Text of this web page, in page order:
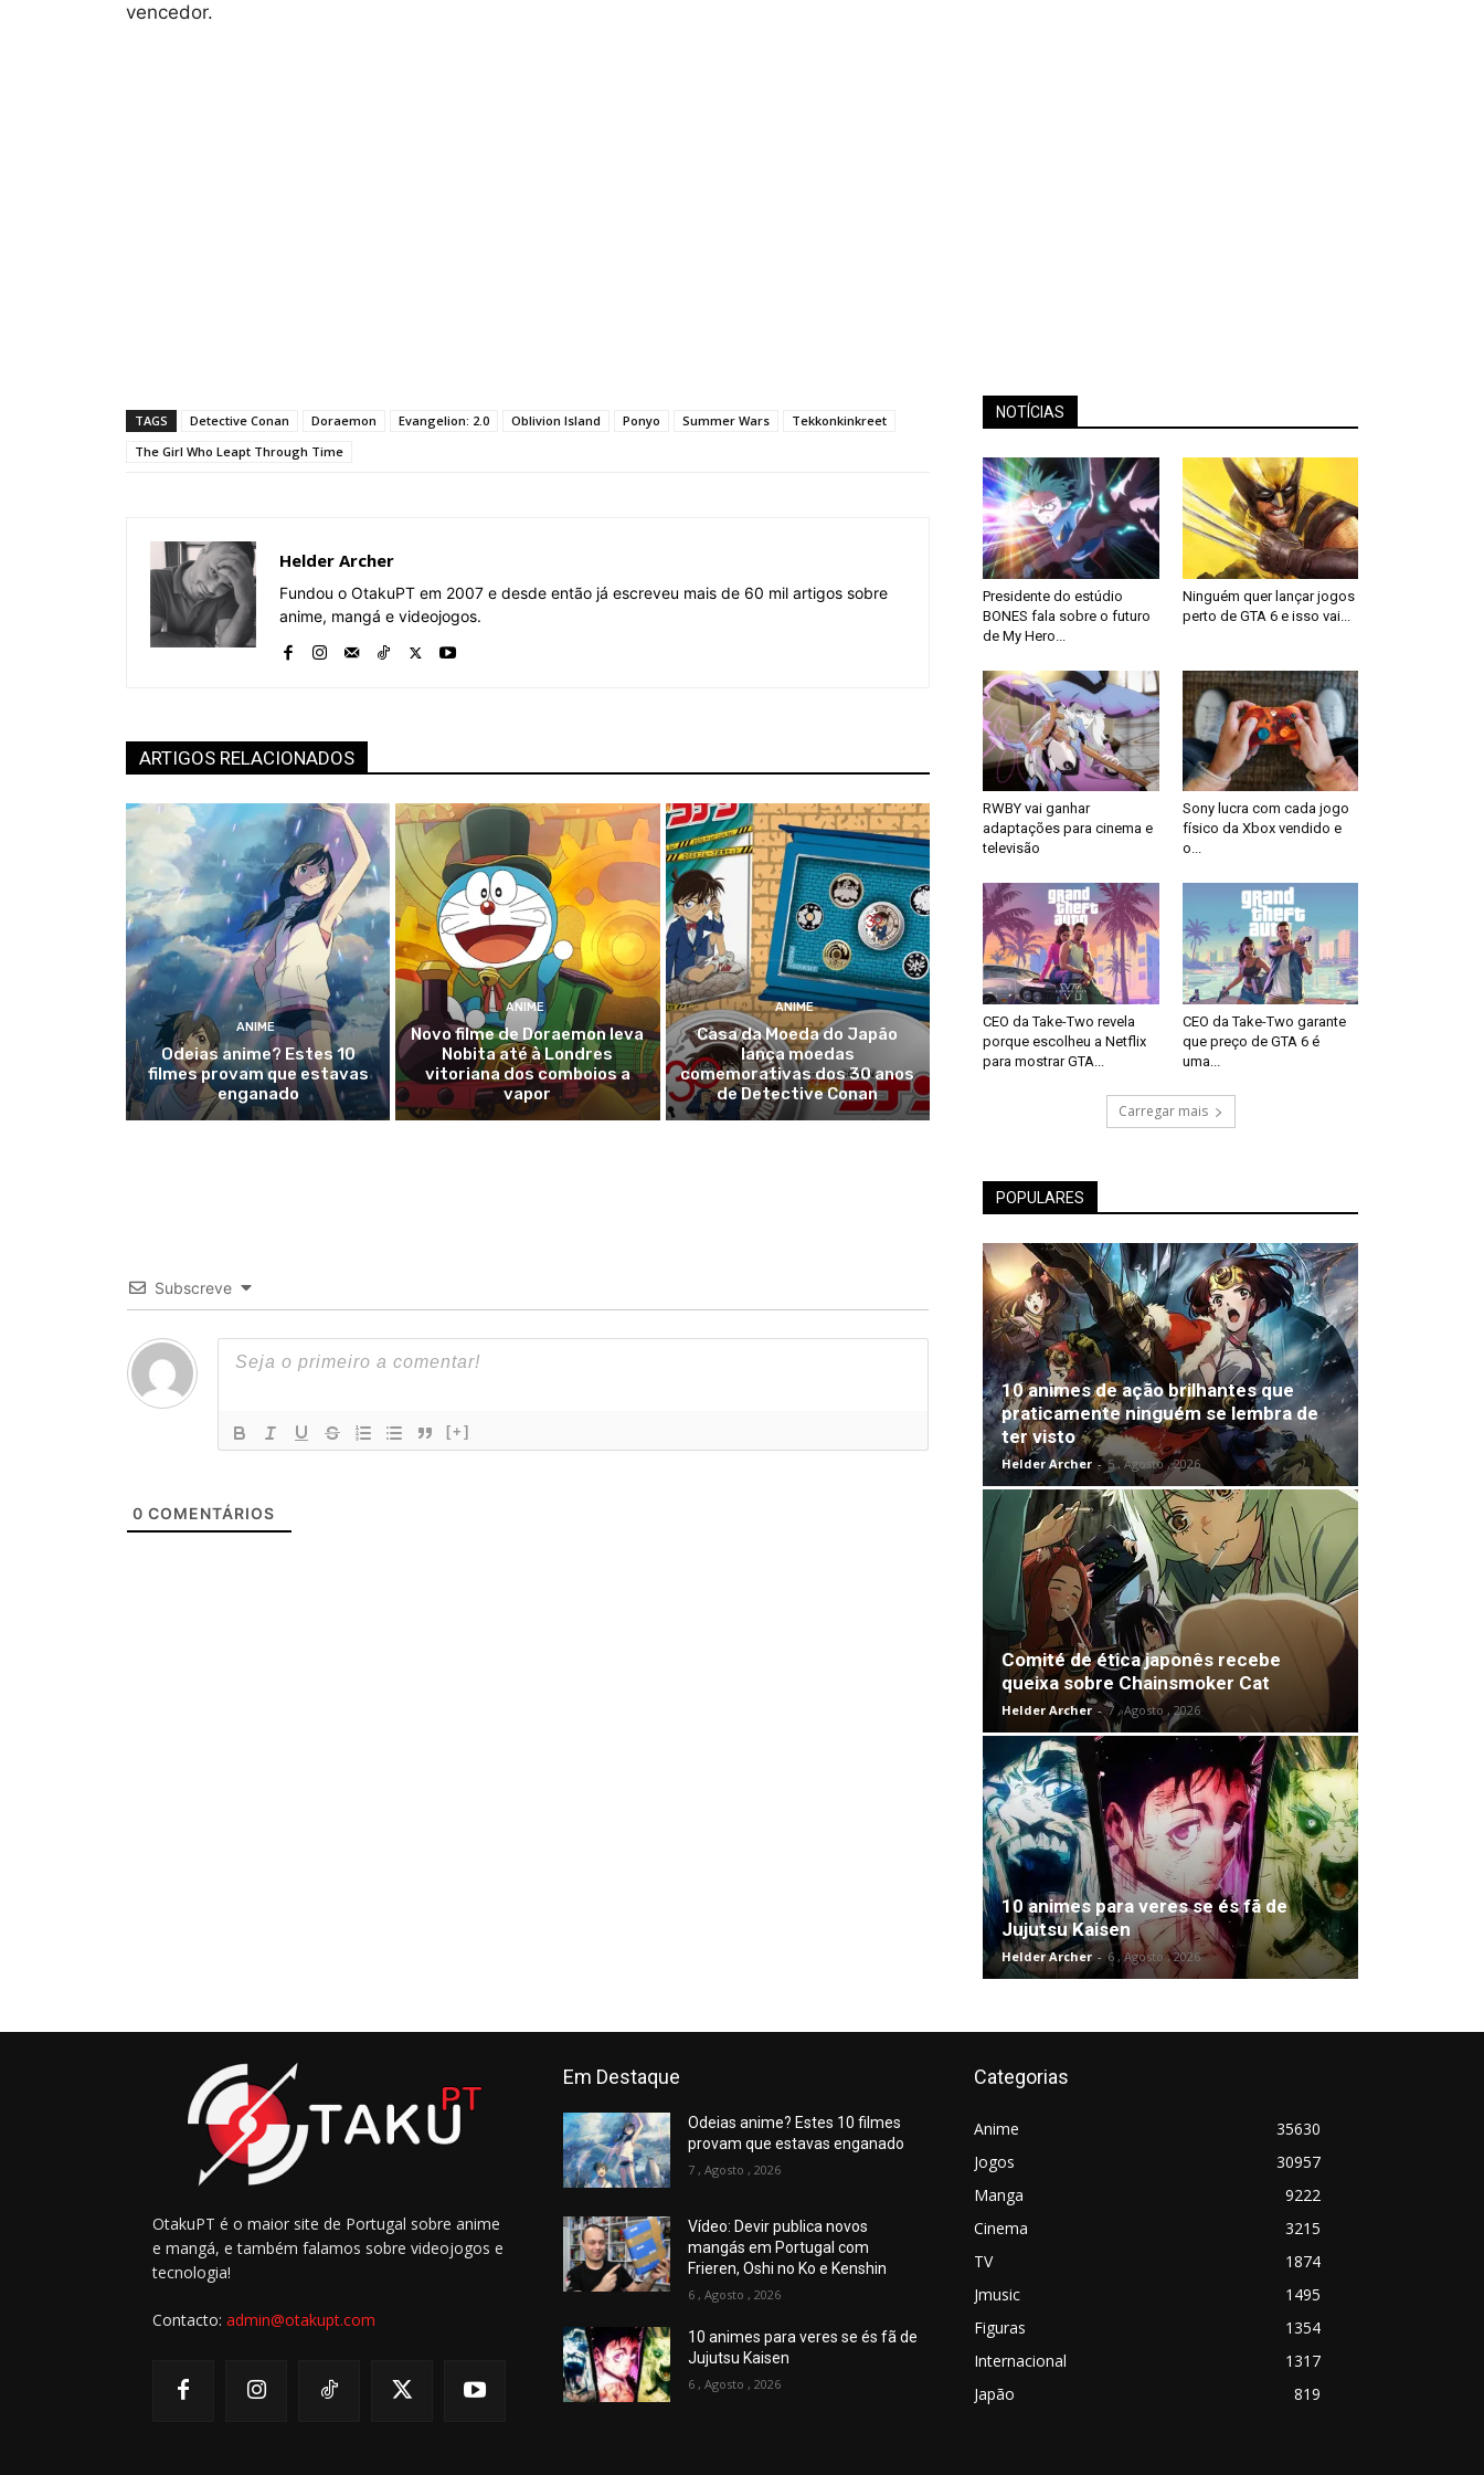
vencedor.
TAGS Detective Conan Doraemon Evangelion: 2.0 Oblivion Island Ponyo Summer Wars
Tekkonkinkreet
The Girl Who Leapt Through Time
Helder Archer
Fundou o OtakuPT em 2007 e desde então já escreveu mais de 60 mil artigos sobre
anime, mangá e videojogos.
ARTIGOS RELACIONADOS
ANIME
Odeias anime? Estes 10
filmes provam que estavas
enganado
ANIME
Novo filme de Doraemon leva
Nobita até à Londres
vitoriana dos comboios a
vapor
ANIME
Casa da Moeda do Japão
lança moedas
comemorativas dos 30 anos
de Detective Conan
Subscreve
[+]
0 COMENTÁRIOS
NOTÍCIAS
Presidente do estúdio
BONES fala sobre o futuro
de My Hero...
Ninguém quer lançar jogos
perto de GTA 6 e isso vai...
RWBY vai ganhar
adaptações para cinema e
televisão
Sony lucra com cada jogo
físico da Xbox vendido e
o...
CEO da Take-Two revela
porque escolheu a Netflix
para mostrar GTA...
CEO da Take-Two garante
que preço de GTA 6 é
uma...
Carregar mais
POPULARES
10 animes de ação brilhantes que
praticamente ninguém se lembra de
ter visto
Helder Archer - 5 , Agosto , 2026
Comité de ética japonês recebe
queixa sobre Chainsmoker Cat
Helder Archer - 7 , Agosto , 2026
10 animes para veres se és fã de
Jujutsu Kaisen
Helder Archer - 6 , Agosto , 2026
OtakuPT é o maior site de Portugal sobre anime
e mangá, e também falamos sobre videojogos e
tecnologia!
Contacto: admin@otakupt.com
Em Destaque
Odeias anime? Estes 10 filmes
provam que estavas enganado
7 , Agosto , 2026
Vídeo: Devir publica novos
mangás em Portugal com
Frieren, Oshi no Ko e Kenshin
6 , Agosto , 2026
10 animes para veres se és fã de
Jujutsu Kaisen
6 , Agosto , 2026
Categorias
Anime
35630
Jogos
30957
Manga
9222
Cinema
3215
TV
1874
Jmusic
1495
Figuras
1354
Internacional
1317
Japão
819